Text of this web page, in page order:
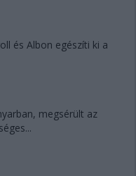
és Albon egészíti ki a
megsérült az